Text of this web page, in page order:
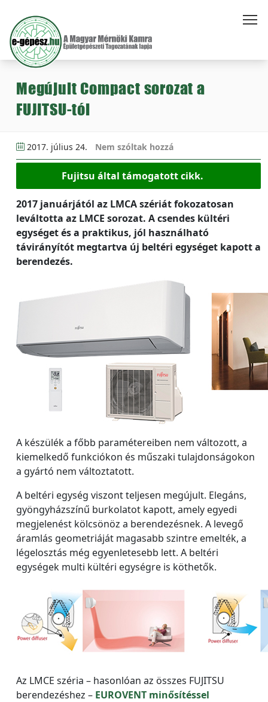
Megújult Compact sorozat a
FUJITSU-tól
2017. július 24. Nem szóltak hozzá
Fujitsu által támogatott cikk.
2017 januárjától az LMCA szériát fokozatosan
leváltotta az LMCE sorozat. A csendes kültéri
egységet és a praktikus, jól használható
távirányítót megtartva új beltéri egységet kapott a
berendezés.
A készülék a főbb paramétereiben nem változott, a
kiemelkedő funkciókon és műszaki tulajdonságokon
a gyártó nem változtatott.
A beltéri egység viszont teljesen megújult. Elegáns,
gyöngyházszínű burkolatot kapott, amely egyedi
megjelenést kölcsönöz a berendezésnek. A levegő
áramlás geometriáját magasabb szintre emelték, a
légelosztás még egyenletesebb lett. A beltéri
egységek multi kültéri egységre is köthetők.
Az LMCE széria – hasonlóan az összes FUJITSU
berendezéshez – EUROVENT minősítéssel